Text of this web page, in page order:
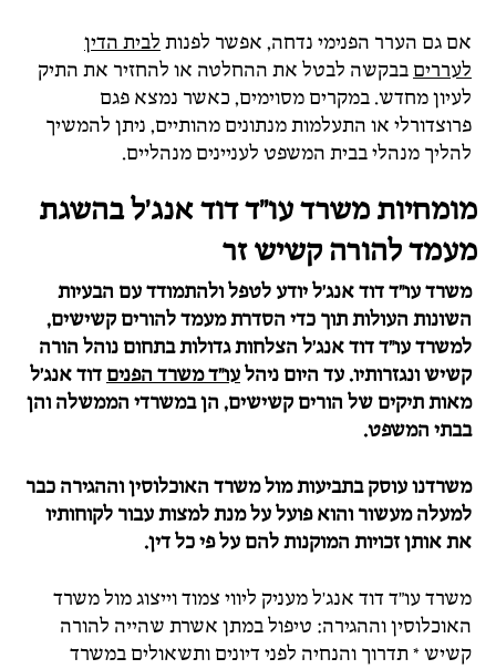
אם גם הערר הפנימי נדחה, אפשר לפנות לבית הדין
לעררים בבקשה לבטל את ההחלטה או להחזיר את התיק
לעיון מחדש. במקרים מסוימים, כאשר נמצא פגם
פרוצדורלי או התעלמות מנתונים מהותיים, ניתן להמשיך
להליך מנהלי בבית המשפט לעניינים מנהליים.
מומחיות משרד עו"ד דוד אנג'ל בהשגת
מעמד להורה קשיש זר
משרד עו"ד דוד אנג'ל יודע לטפל ולהתמודד עם הבעיות
השונות העולות תוך כדי הסדרת מעמד להורים קשישים,
למשרד עו"ד דוד אנג'ל הצלחות גדולות בתחום נוהל הורה
קשיש ונגזרותיו. עד היום ניהלעו"ד משרד הפנים דוד אנג'ל
מאות תיקים של הורים קשישים, הן במשרדי הממשלה והן
בבתי המשפט.
משרדנו עוסק בתביעות מול משרד האוכלוסין וההגירה כבר
למעלה מעשור והוא פועל על מנת למצות עבור לקוחותיו
את אותן זכויות המוקנות להם על פי כל דין.
משרד עו"ד דוד אנג'ל מעניק ליווי צמוד וייצוג מול משרד
האוכלוסין וההגירה: טיפול במתן אשרת שהייה להורה
קשיש * תדרוך והנחיה לפני דיונים ותשאולים במשרד